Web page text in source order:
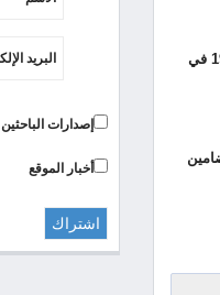
لتصفح كل ما يتصل باللقاءات السنوية لمشروع دراسات الديمقراطية في البلدان العربية التي بدأت عام 1991 في
إصدارات الباحثين
أخبار الموقع